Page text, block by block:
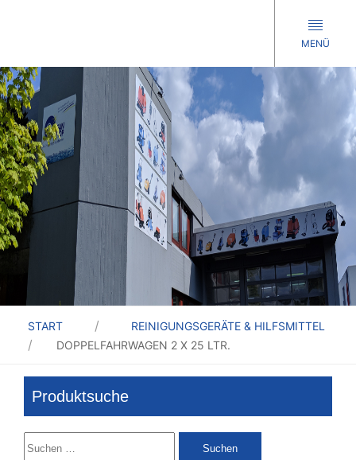
MENÜ
START
REINIGUNGSGERÄTE & HILFSMITTEL
DOPPELFAHRWAGEN 2 X 25 LTR.
Produktsuche
Suchen